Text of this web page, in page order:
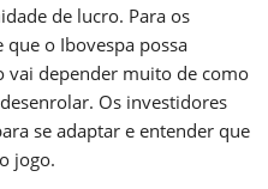
de lucro. Para os
o Ibovespa possa
vai depender muito de como
Os investidores
se adaptar e entender que
jogo.